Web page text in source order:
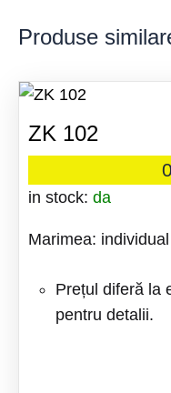
Produse
ZK 102
in stock: da
Marimea:
Prețul diferă la
pentru detalii.